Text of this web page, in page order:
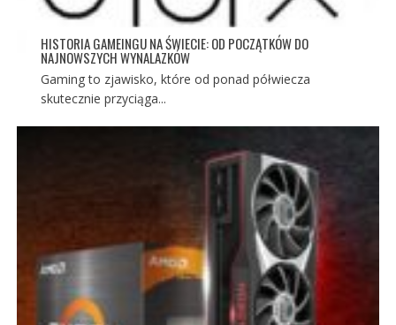
HISTORIA GAMEINGU NA ŚWIECIE: OD POCZĄTKÓW DO
NAJNOWSZYCH WYNALAZKÓW
Gaming to zjawisko, które od ponad półwiecza
skutecznie przyciąga...